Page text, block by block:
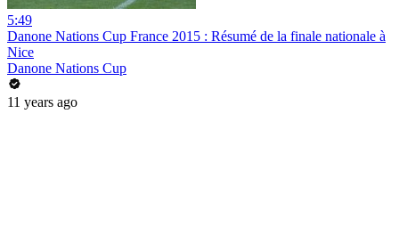
5:49
Danone Nations Cup France 2015 : Résumé de la finale nationale à
Nice
Danone Nations Cup
11 years ago